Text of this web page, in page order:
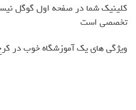
کلینیک شما در صفحه اول گوگل
تخصصی است
ویژگی های یک آموزشگاه خوب در